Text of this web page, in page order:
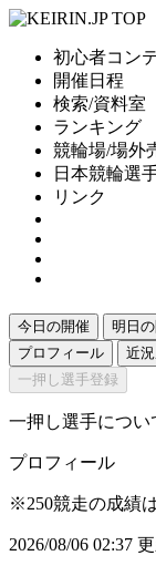
初心者コン
開催日程
検索/資料室
ランキング
競輪場/場外
日本競輪選
リンク
今日の開催
明日
プロフィール
近
一押し選手登録
一押し選手につい
プロフィール
※250競走の成績
2026/08/06 02:37